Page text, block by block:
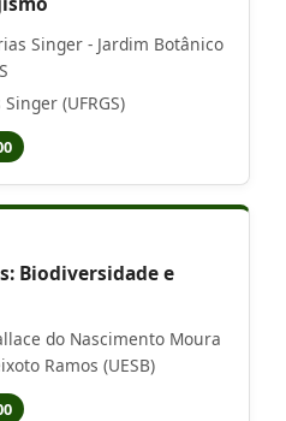
Singer - Jardim Botânico
(UFRGS)
Biodiversidade e
do Nascimento Moura
Ramos (UESB)